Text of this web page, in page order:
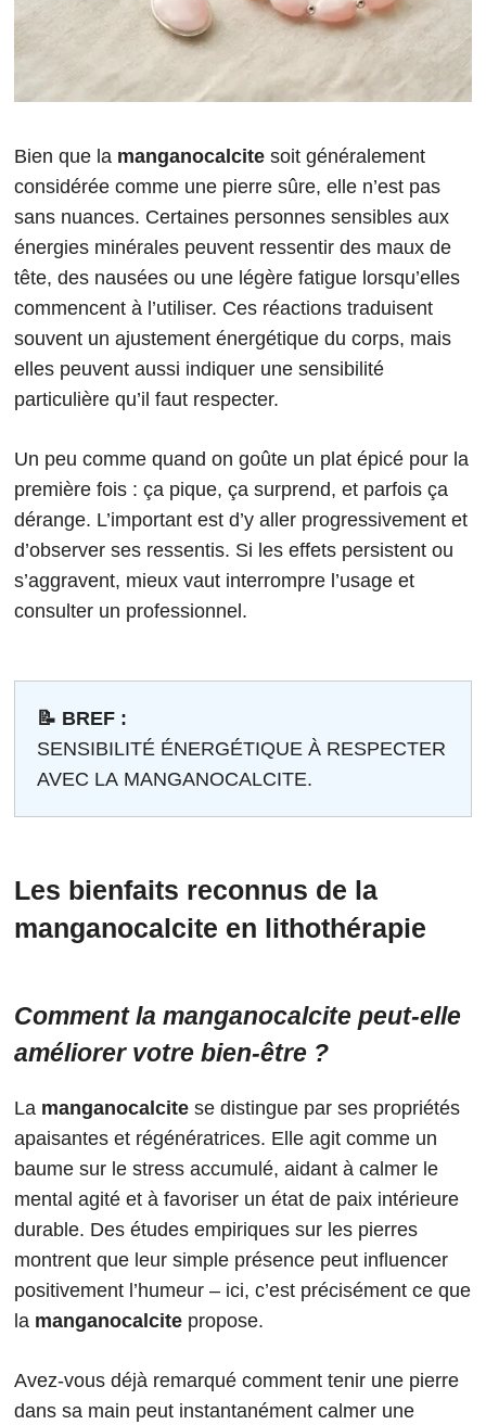
Bien que la manganocalcite soit généralement
considérée comme une pierre sûre, elle n’est pas
sans nuances. Certaines personnes sensibles aux
énergies minérales peuvent ressentir des maux de
tête, des nausées ou une légère fatigue lorsqu’elles
commencent à l’utiliser. Ces réactions traduisent
souvent un ajustement énergétique du corps, mais
elles peuvent aussi indiquer une sensibilité
particulière qu’il faut respecter.
Un peu comme quand on goûte un plat épicé pour la
première fois : ça pique, ça surprend, et parfois ça
dérange. L’important est d’y aller progressivement et
d’observer ses ressentis. Si les effets persistent ou
s’aggravent, mieux vaut interrompre l’usage et
consulter un professionnel.
📝 BREF :
SENSIBILITÉ ÉNERGÉTIQUE À RESPECTER
AVEC LA MANGANOCALCITE.
Les bienfaits reconnus de la
manganocalcite en lithothérapie
Comment la manganocalcite peut-elle
améliorer votre bien-être ?
La manganocalcite se distingue par ses propriétés
apaisantes et régénératrices. Elle agit comme un
baume sur le stress accumulé, aidant à calmer le
mental agité et à favoriser un état de paix intérieure
durable. Des études empiriques sur les pierres
montrent que leur simple présence peut influencer
positivement l’humeur – ici, c’est précisément ce que
la manganocalcite propose.
Avez-vous déjà remarqué comment tenir une pierre
dans sa main peut instantanément calmer une